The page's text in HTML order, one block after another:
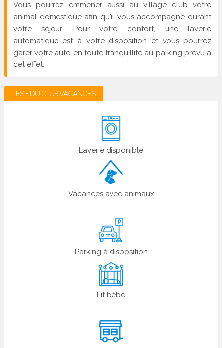
Vous pourrez emmener aussi au village club votre
animal domestique afin qu'il vous accompagne durant
votre séjour. Pour votre confort, une laverie
automatique est à votre disposition et vous pourrez
garer votre auto en toute tranquillité au parking prévu à
cet effet.
LES + DU CLUB VACANCES
Laverie disponible
Vacances avec animaux
Parking à disposition
Lit bébé